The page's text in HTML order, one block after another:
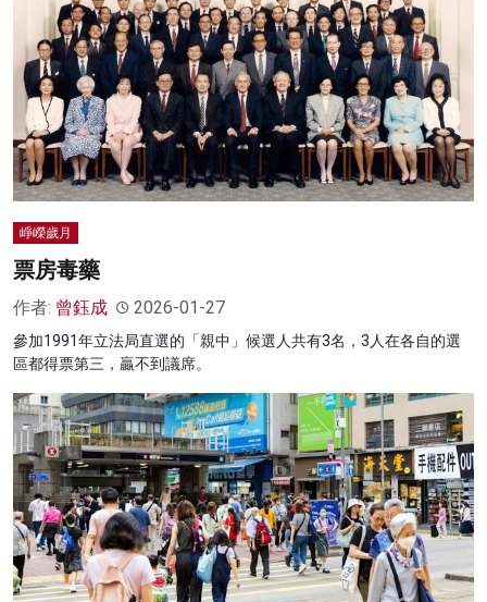
崢嶸歲月
票房毒藥
作者: 曾鈺成 2026-01-27
參加1991年立法局直選的「親中」候選人共有3名，3人在各自的選
區都得票第三，贏不到議席。